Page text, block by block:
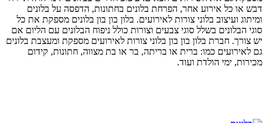
דבש או כל אירוע אחר, הפרחת בלונים בחתונות, הדפסה על בלונים
ומיתוג ועיצוב בלוני צורות לאירועים. בלון בון בון בלונים מספקת את כל
סוגי הבלונים בשלל סוגי צבעים וצורות כולל ניפוח הבלונים עם הליום אם
יש צורך. חברת בלון בון בון בלוני צורות לאירועים מספקת ומעצבת בלונים
גם לאירועים כמו: ברית או בריתה, בר או בת מצווה, חתונות, קידום
מכירות, ימי הולדת ועוד.